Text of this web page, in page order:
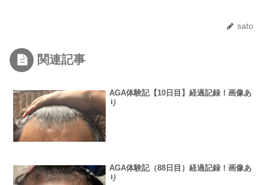
sato
関連記事
AGA体験記【10日目】経過記録！画像あ
り
AGA体験記（88日目）経過記録！画像あ
り